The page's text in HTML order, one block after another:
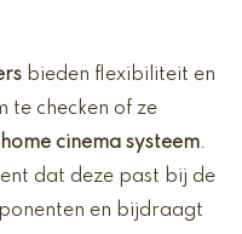
bieden flexibiliteit en
te checken of ze
cinema systeem.
dat deze past bij de
en bijdraagt